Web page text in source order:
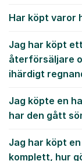
Har köpt varor
Jag har köpt
återförsäljare
ihärdigt
Jag köpte en
har den gått
Jag har köpt
komplett, hur